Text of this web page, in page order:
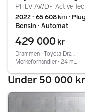
Hybrid
2022 ∙ 65 608 km ∙
Bensin ∙ Automat
429 000 kr
Drammen ∙ Toyota Drammen
Merkeforhandler ∙ 24 mnd garanti ∙ Bytterett ∙ Service ∙ Tilstandsrapport
Under 50 000 kr